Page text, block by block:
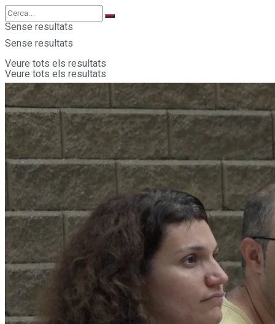
Sense resultats
Veure tots els resultats
Sense resultats
Veure tots els resultats